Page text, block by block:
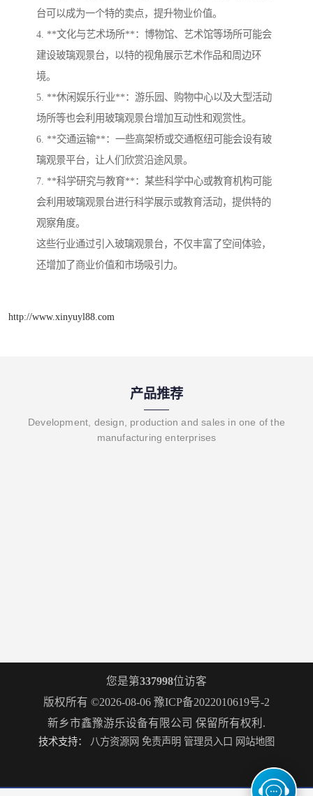
台可以成为一个特的卖点，提升物业价值。
4. **文化与艺术场所**：博物馆、艺术馆等场所可能会
建设玻璃观景台，以特的视角展示艺术作品和周边环
境。
5. **休闲娱乐行业**：游乐园、购物中心以及大型活动
场所等也会利用玻璃观景台增加互动性和观赏性。
6. **交通运输**：一些高架桥或交通枢纽可能会设有玻
璃观景平台，让人们欣赏沿途风景。
7. **科学研究与教育**：某些科学中心或教育机构可能
会利用玻璃观景台进行科学展示或教育活动，提供特的
观察角度。
这些行业通过引入玻璃观景台，不仅丰富了空间体验，
还增加了商业价值和市场吸引力。
http://www.xinyuyl88.com
产品推荐
Development, design, production and sales in one of the
manufacturing enterprises
您是第337998位访客
版权所有 ©2026-08-06 豫ICP备2022010619号-2
新乡市鑫豫游乐设备有限公司 保留所有权利.
技术支持： 八方资源网 免责声明 管理员入口 网站地图